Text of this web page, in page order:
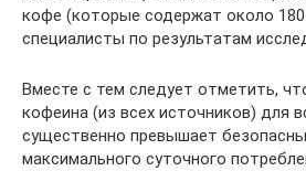
кофе (которые содержат около 180
специалисты по результатам
Вместе с тем следует отметить,
кофеина (из всех источников) для
существенно превышает
максимального суточного